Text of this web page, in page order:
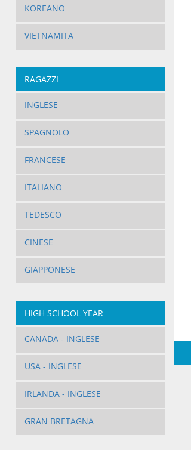
KOREANO
VIETNAMITA
RAGAZZI
INGLESE
SPAGNOLO
FRANCESE
ITALIANO
TEDESCO
CINESE
GIAPPONESE
HIGH SCHOOL YEAR
CANADA - INGLESE
USA - INGLESE
IRLANDA - INGLESE
GRAN BRETAGNA